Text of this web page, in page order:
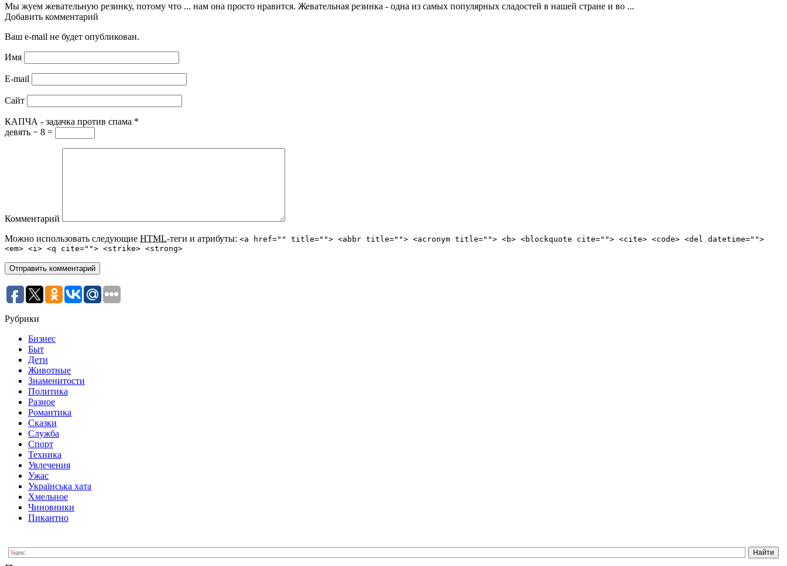
Мы жуем жевательную резинку, потому что ... нам она просто нравится. Жевательная резинка - одна из самых популярных сладостей в нашей стране и во ...
Добавить комментарий
Ваш e-mail не будет опубликован.
Имя
E-mail
Сайт
КАПЧА - задачка против спама *
девять − 8 =
Комментарий
Можно использовать следующие HTML-теги и атрибуты: <a href="" title=""> <abbr title=""> <acronym title=""> <b> <blockquote cite=""> <cite> <code> <del datetime="">
<em> <i> <q cite=""> <strike> <strong>
Рубрики
Бизнес
Быт
Дети
Животные
Знаменитости
Политика
Разное
Романтика
Сказки
Служба
Спорт
Техника
Увлечения
Ужас
Українська хата
Хмельное
Чиновники
Пикантно